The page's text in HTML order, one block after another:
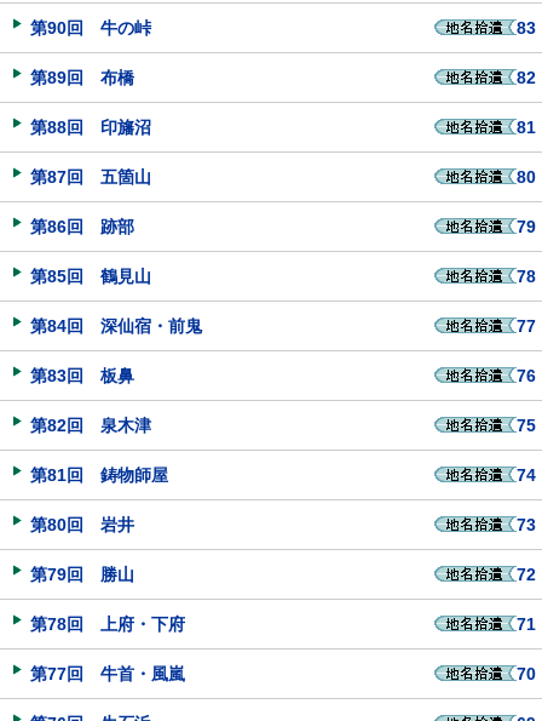
第90回 牛の峠 83
第89回 布橋 82
第88回 印旛沼 81
第87回 五箇山 80
第86回 跡部 79
第85回 鶴見山 78
第84回 深仙宿・前鬼 77
第83回 板鼻 76
第82回 泉木津 75
第81回 鋳物師屋 74
第80回 岩井 73
第79回 勝山 72
第78回 上府・下府 71
第77回 牛首・風嵐 70